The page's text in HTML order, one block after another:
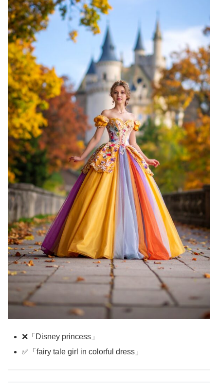
❌「Disney princess」
✅「fairy tale girl in colorful dress」